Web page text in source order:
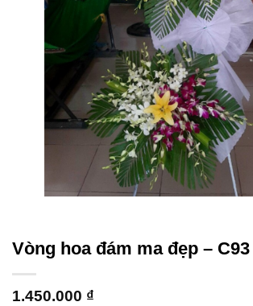
Vòng hoa đám ma đẹp – C93
1.450.000 ₫